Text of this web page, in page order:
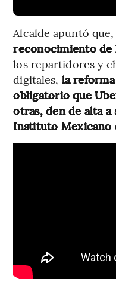
Alcalde apuntó
reconocimiento de
los repartidores y
digitales, la
obligatorio que
otras, den de alta a
Instituto Mexicano